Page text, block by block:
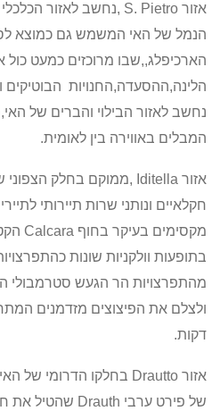
אזור S. Pietro ,נחשב לאזור הכלכלי
הנמל של האי המשמש גם כמוצא
הארכיפלג,,שבו מרוכזים כמעט כול
הלינה,ההסעדה,החנויות הבוטיקים
נחשב לאזור הבילוי והברים של
המבלים באווירה בין לאומית.
אזור Iditella ,ממוקם בחלק הצפוני
חקלאיים ונותני שרות תיירותי
מקסימים בעיקר בחוף Calcara
בתופעות וולקניות שונות
מהתפרצויות הר הגעש סטרמבולי
דקות.
אזור Drautto בחלקו הדרומי של
של פירט ערבי Drauth שהטיל את